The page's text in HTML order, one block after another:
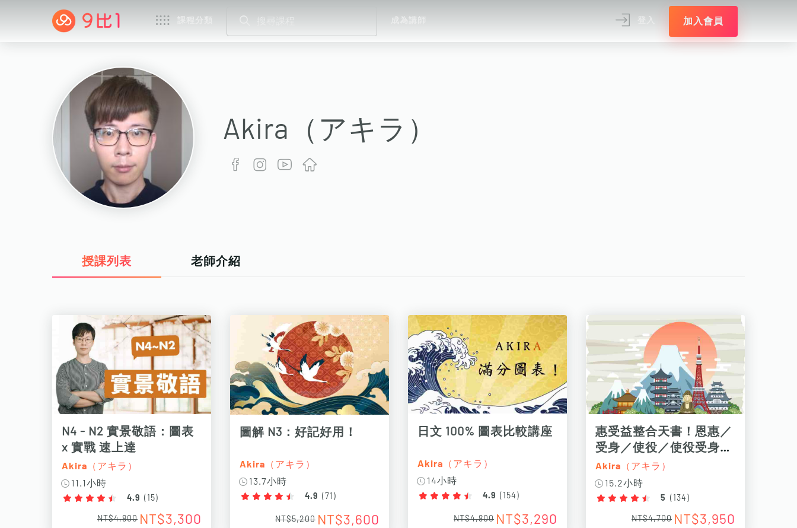
加入會員
Akira（アキラ）
授課列表 老師介紹
N4 - N2 實景敬語：圖表
x 實戰 速上達
Akira（アキラ）
11.1小時
4.9 ( 15 )
NT$4,800 NT$3,300
圖解 N3：好記好用！
Akira（アキラ）
13.7小時
4.9 ( 71 )
NT$5,200 NT$3,600
日文 100% 圖表比較講座
Akira（アキラ）
14小時
4.9 ( 154 )
NT$4,800 NT$3,290
惠受益整合天書！恩惠／
受身／使役／使役受身
200 招
Akira（アキラ）
15.2小時
5 ( 134 )
NT$4,700 NT$3,950